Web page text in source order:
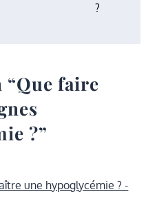
?
“Que faire
?”
une hypoglycémie ? -